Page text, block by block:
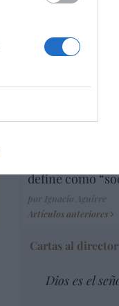
“Europa lleva
poniendo
productos y
americanas (y
Artículos anteriores
EEUU.
tercera parte
define como
Artículos anteriores
Cartas al director
Dios es el